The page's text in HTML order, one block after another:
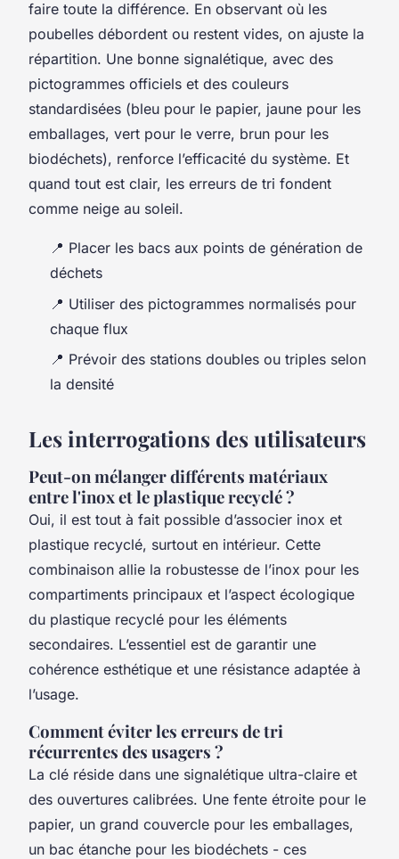
faire toute la différence. En observant où les
poubelles débordent ou restent vides, on ajuste la
répartition. Une bonne signalétique, avec des
pictogrammes officiels et des couleurs
standardisées (bleu pour le papier, jaune pour les
emballages, vert pour le verre, brun pour les
biodéchets), renforce l’efficacité du système. Et
quand tout est clair, les erreurs de tri fondent
comme neige au soleil.
📍 Placer les bacs aux points de génération de
déchets
📍 Utiliser des pictogrammes normalisés pour
chaque flux
📍 Prévoir des stations doubles ou triples selon
la densité
Les interrogations des utilisateurs
Peut-on mélanger différents matériaux
entre l'inox et le plastique recyclé ?
Oui, il est tout à fait possible d’associer inox et
plastique recyclé, surtout en intérieur. Cette
combinaison allie la robustesse de l’inox pour les
compartiments principaux et l’aspect écologique
du plastique recyclé pour les éléments
secondaires. L’essentiel est de garantir une
cohérence esthétique et une résistance adaptée à
l’usage.
Comment éviter les erreurs de tri
récurrentes des usagers ?
La clé réside dans une signalétique ultra-claire et
des ouvertures calibrées. Une fente étroite pour le
papier, un grand couvercle pour les emballages,
un bac étanche pour les biodéchets - ces